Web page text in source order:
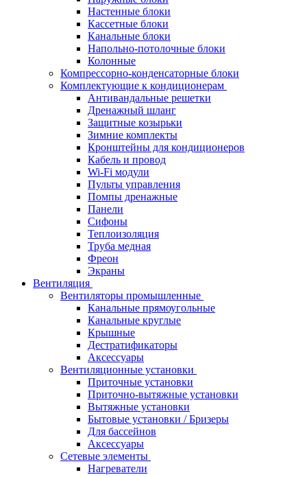
Настенные блоки
Кассетные блоки
Канальные блоки
Напольно-потолочные блоки
Колонные
Компрессорно-конденсаторные блоки
Комплектующие к кондиционерам
Антивандальные решетки
Дренажный шланг
Защитные козырьки
Зимние комплекты
Кронштейны для кондиционеров
Кабель и провод
Wi-Fi модули
Пульты управления
Помпы дренажные
Панели
Сифоны
Теплоизоляция
Труба медная
Фреон
Экраны
Вентиляция
Вентиляторы промышленные
Канальные прямоугольные
Канальные круглые
Крышные
Дестратификаторы
Аксессуары
Вентиляционные установки
Приточные установки
Приточно-вытяжные установки
Вытяжные установки
Бытовые установки / Бризеры
Для бассейнов
Аксессуары
Сетевые элементы
Нагреватели